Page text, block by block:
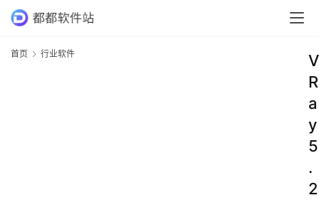
首页 行业软件
V
R
a
y
5
.
2